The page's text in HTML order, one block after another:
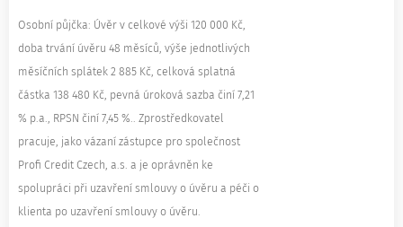
Osobní půjčka: Úvěr v celkové výši 120 000 Kč,
doba trvání úvěru 48 měsíců, výše jednotlivých
měsíčních splátek 2 885 Kč, celková splatná
částka 138 480 Kč, pevná úroková sazba činí 7,21
% p.a., RPSN činí 7,45 %.. Zprostředkovatel
pracuje, jako vázaní zástupce pro společnost
Profi Credit Czech, a.s. a je oprávněn ke
spolupráci při uzavření smlouvy o úvěru a péči o
klienta po uzavření smlouvy o úvěru.